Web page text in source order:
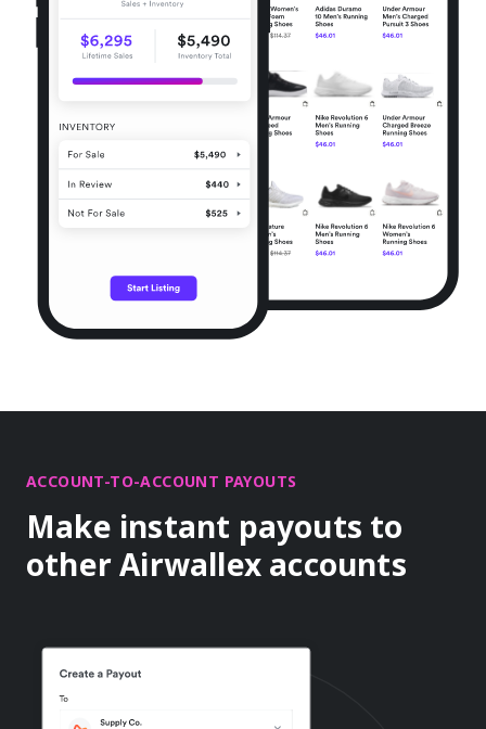
ACCOUNT-TO-ACCOUNT PAYOUTS
Make instant payouts to
other Airwallex accounts